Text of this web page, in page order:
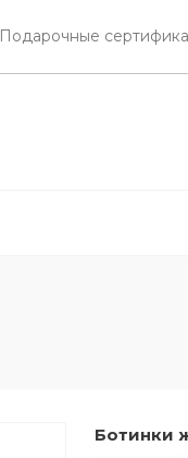
Подарочные
Ботинки